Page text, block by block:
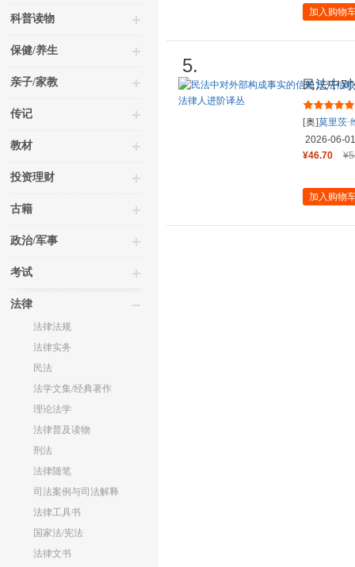
科普读物
保健/养生
亲子/家教
传记
教材
投资理财
古籍
政治/军事
考试
法律
法律法规
法律实务
民法
法学文集/经典著作
理论法学
法律普及读物
刑法
法律随笔
司法案例与司法解释
法律工具书
国家法/宪法
法律文书
加入购物
5.
民法中
护制度
[奥]莫里茨·
2026-06-01
¥46.70
加入购物